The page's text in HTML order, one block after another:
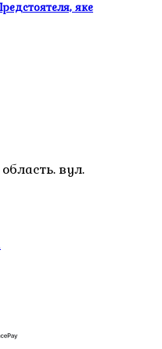
яке
вул.